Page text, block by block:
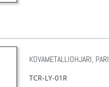
KOVAMETALLIOHJARI, PARI
TCR-LY-01R